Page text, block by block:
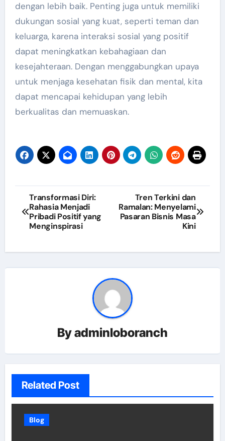
dengan lebih baik. Penting juga untuk memiliki
dukungan sosial yang kuat, seperti teman dan
keluarga, karena interaksi sosial yang positif
dapat meningkatkan kebahagiaan dan
kesejahteraan. Dengan menggabungkan upaya
untuk menjaga kesehatan fisik dan mental, kita
dapat mencapai kehidupan yang lebih
berkualitas dan memuaskan.
Post
navigation
Transformasi Diri:
Rahasia Menjadi
Pribadi Positif yang
Menginspirasi
Tren Terkini dan
Ramalan: Menyelami
Pasaran Bisnis Masa
Kini
Byadminloboranch
Related Post
Blog